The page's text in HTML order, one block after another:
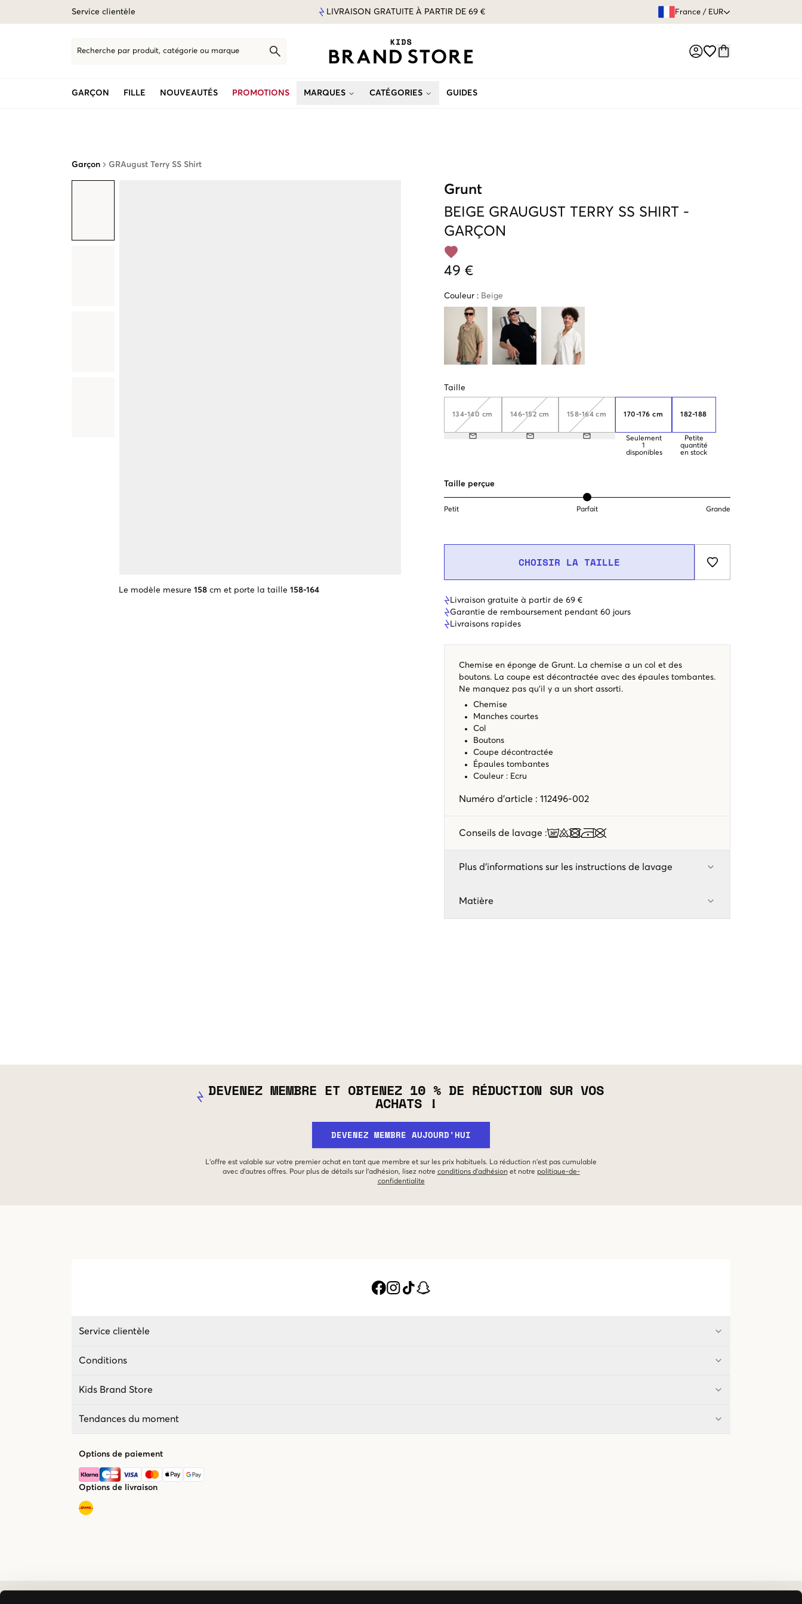
Service clientèle LIVRAISON GRATUITE À PARTIR DE 69 € GARANTIE DE
France / EUR
Recherche par produit, catégorie ou marque
GARÇON FILLE NOUVEAUTÉS PROMOTIONS MARQUES CATÉGORIES GUIDES
Garçon GRAugust Terry SS Shirt
Le modèle mesure 158 cm et porte la taille 158-164
Grunt
BEIGE GRAUGUST TERRY SS SHIRT -
GARÇON
49 €
Couleur : Beige
Taille
134-140 cm 146-152 cm 158-164 cm 170-176 cm
Seulement
1
disponibles
182-188
Petite
quantité
en stock
Taille perçue
Petit Parfait Grande
CHOISIR LA TAILLE
Livraison gratuite à partir de 69 €
Garantie de remboursement pendant 60 jours
Livraisons rapides
Chemise en éponge de Grunt. La chemise a un col et des
boutons. La coupe est décontractée avec des épaules tombantes.
Ne manquez pas qu’il y a un short assorti.
Chemise
Manches courtes
Col
Boutons
Coupe décontractée
Épaules tombantes
Couleur : Ecru
Numéro d'article : 112496-002
Conseils de lavage :
Plus d'informations sur les instructions de lavage
Matière
DEVENEZ MEMBRE ET OBTENEZ 10 % DE RÉDUCTION SUR VOS
ACHATS !
DEVENEZ MEMBRE AUJOURD'HUI
L'offre est valable sur votre premier achat en tant que membre et sur les prix habituels. La réduction n'est pas cumulable
avec d'autres offres. Pour plus de détails sur l'adhésion, lisez notre conditions d'adhésion et notre politique-de-
confidentialite
Service clientèle
Conditions
Kids Brand Store
Tendances du moment
Options de paiement
Options de livraison